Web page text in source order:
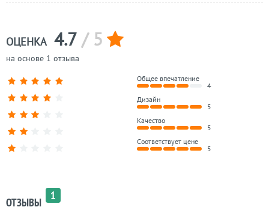
ОЦЕНКА 4.7 / 5
на основе 1 отзыва
Общее впечатление
4
Дизайн
5
Качество
5
Соответствует цене
5
ОТЗЫВЫ
1